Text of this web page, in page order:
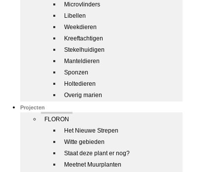
Microvlinders
Libellen
Weekdieren
Kreeftachtigen
Stekelhuidigen
Manteldieren
Sponzen
Holtedieren
Overig marien
Projecten
FLORON
Het Nieuwe Strepen
Witte gebieden
Staat deze plant er nog?
Meetnet Muurplanten